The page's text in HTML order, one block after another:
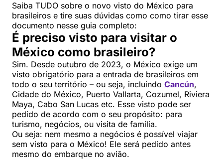
Saiba TUDO sobre o novo visto do México para
brasileiros e tire suas dúvidas como como tirar esse
documento nesse guia completo:
É preciso visto para visitar o
México como brasileiro?
Sim. Desde outubro de 2023, o México exige um
visto obrigatório para a entrada de brasileiros em
todo o seu território – ou seja, incluindo Cancún,
Cidade do México, Puerto Vallarta, Cozumel, Riviera
Maya, Cabo San Lucas etc. Esse visto pode ser
pedido de acordo com o seu propósito: para
turismo, negócios, ou visita de família.
Ou seja: nem mesmo a negócios é possível viajar
sem visto para o México! Ele será pedido antes
mesmo do embarque no avião.